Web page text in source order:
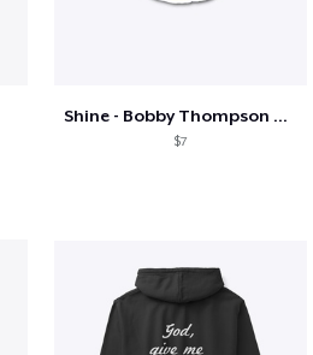
Shine - Bobby Thompson Band Merch
$7